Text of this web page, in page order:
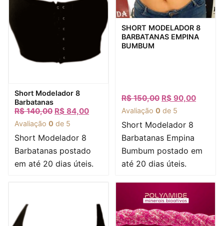
Visualização rápida
Short Modelador 8
Barbatanas
R$140,00 R$ 84,00
Avaliação 0 de 5
Short Modelador 8
Barbatanas postado
em até 20 dias úteis.
Visualização rápida
SHORT MODELADOR 8
BARBATANAS EMPINA
BUMBUM
R$150,00 R$ 90,00
Avaliação 0 de 5
Short Modelador 8
Barbatanas Empina
Bumbum postado em
até 20 dias úteis.